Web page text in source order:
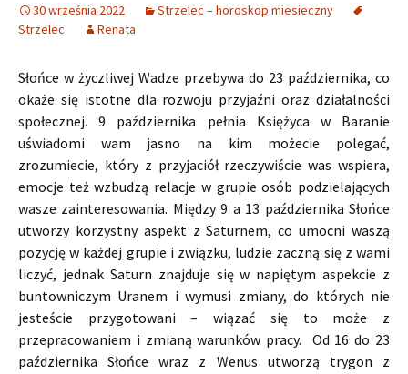
30 września 2022
Strzelec – horoskop miesieczny
Strzelec
Renata
Słońce w życzliwej Wadze przebywa do 23 października, co
okaże się istotne dla rozwoju przyjaźni oraz działalności
społecznej. 9 października pełnia Księżyca w Baranie
uświadomi wam jasno na kim możecie polegać,
zrozumiecie, który z przyjaciół rzeczywiście was wspiera,
emocje też wzbudzą relacje w grupie osób podzielających
wasze zainteresowania. Między 9 a 13 października Słońce
utworzy korzystny aspekt z Saturnem, co umocni waszą
pozycję w każdej grupie i związku, ludzie zaczną się z wami
liczyć, jednak Saturn znajduje się w napiętym aspekcie z
buntowniczym Uranem i wymusi zmiany, do których nie
jesteście przygotowani – wiązać się to może z
przepracowaniem i zmianą warunków pracy. Od 16 do 23
października Słońce wraz z Wenus utworzą trygon z